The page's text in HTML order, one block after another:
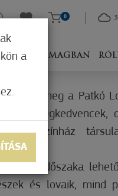
CSOMAGBAN
0
kezdi meg a Patkó
Színház
időszaka
és lovaik, mind
a